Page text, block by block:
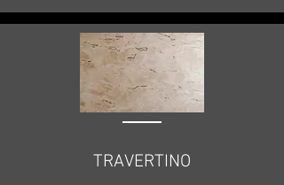
TRAVERTINO